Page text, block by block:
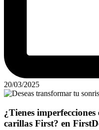
20/03/2025
¿Tienes
carillas First? en